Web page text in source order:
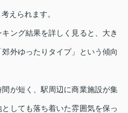
えられます。
ング結果を詳しく見ると、大き
外ゆったりタイプ」という傾向
が短く、駅周辺に商業施設が集
しても落ち着いた雰囲気を保っ